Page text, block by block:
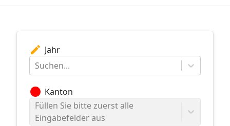
edit Jahr
Suchen...
circle Kanton
Füllen Sie bitte zuerst alle
Eingabefelder aus